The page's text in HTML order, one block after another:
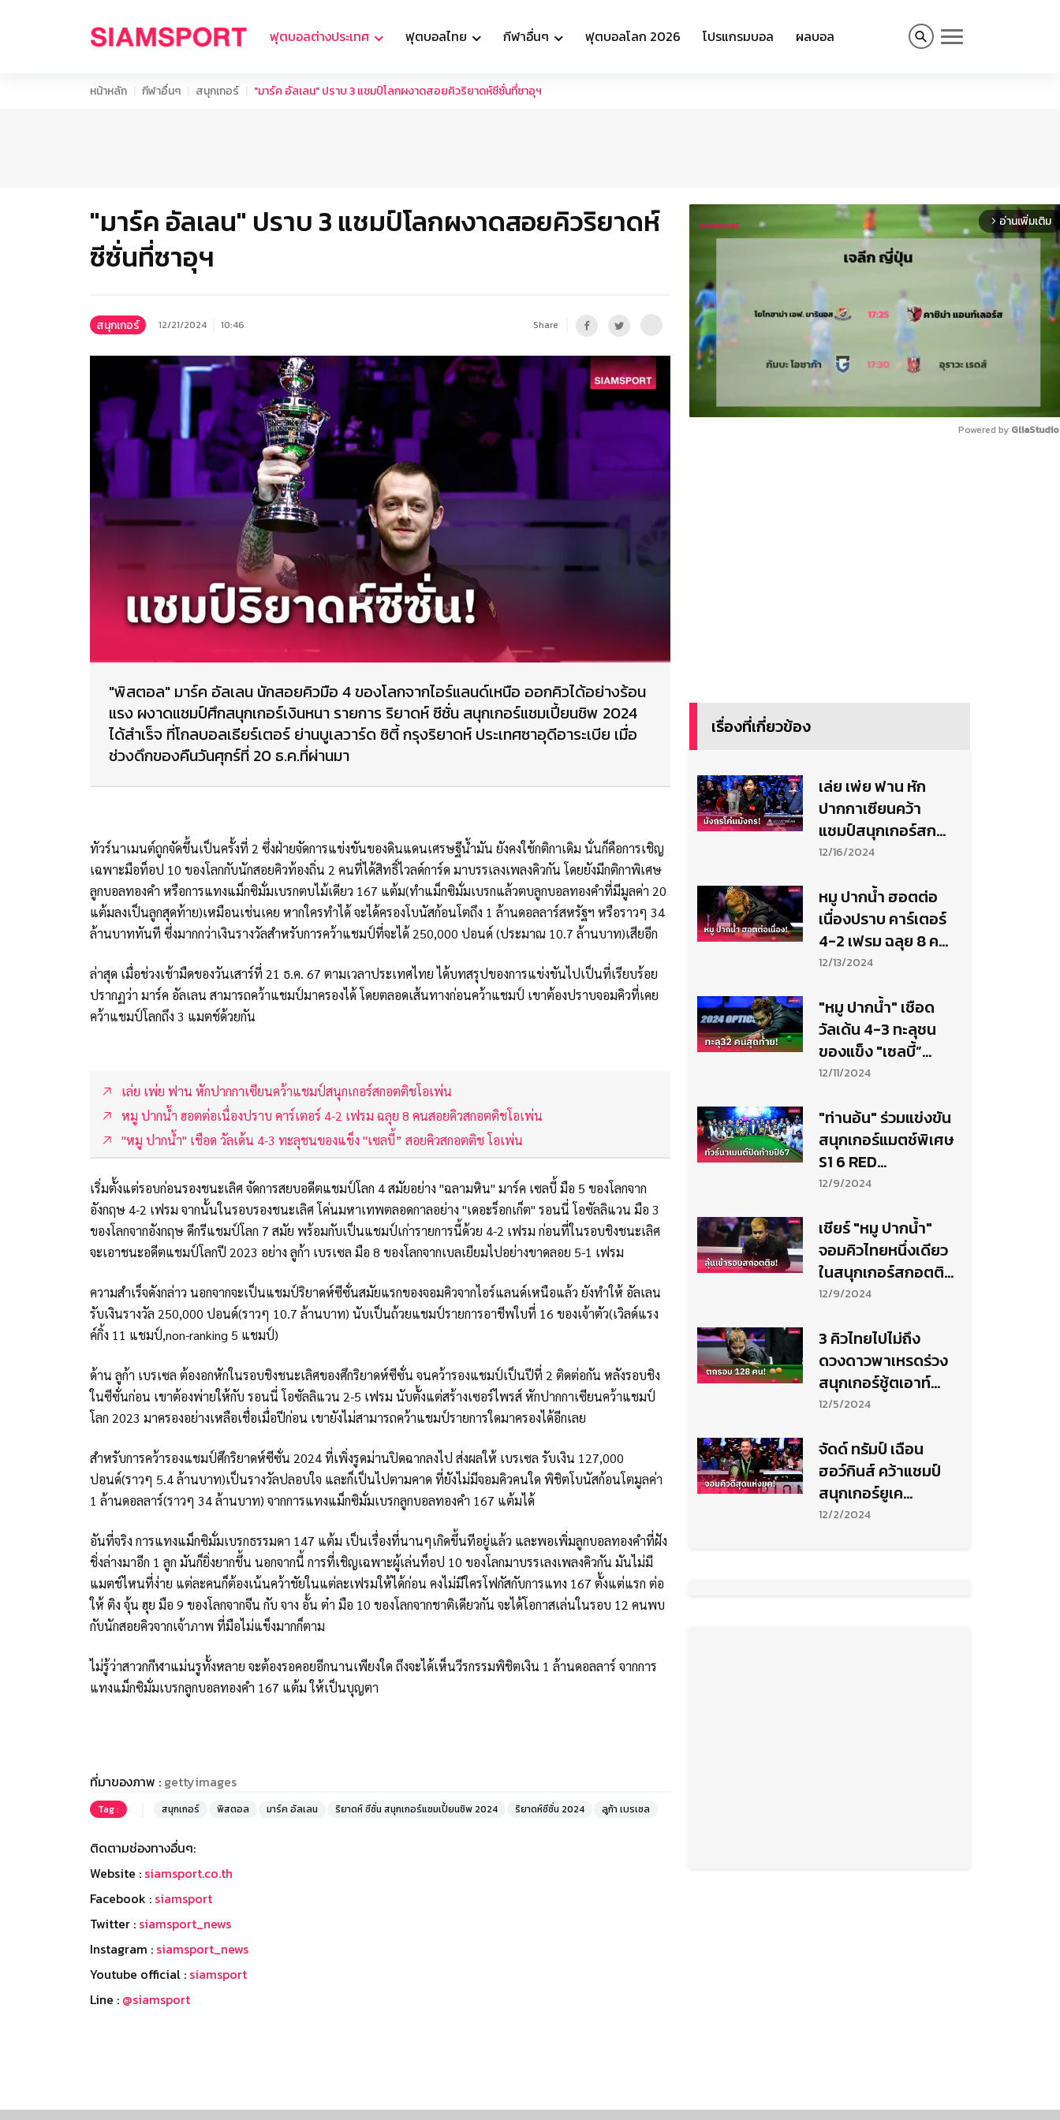
ฟุตบอลต่างประเทศ ฟุตบอลไทย กีฬาอื่นๆ ฟุตบอลโลก 2026 โปรแกรมบอล ผลบอล
หน้าหลัก กีฬาอื่นๆ สนุกเกอร์ "มาร์ค อัลเลน" ปราบ 3 แชมป์โลกผงาดสอยคิวริยาดห์ซีซั่นที่ซาอุฯ
"มาร์ค อัลเลน" ปราบ 3 แชมป์โลกผงาดสอยคิวริยาดห์
ซีซั่นที่ซาอุฯ
สนุกเกอร์ 12/21/2024 10:46 Share
"พิสตอล" มาร์ค อัลเลน นักสอยคิวมือ 4 ของโลกจากไอร์แลนด์เหนือ ออกคิวได้อย่างร้อน
แรง ผงาดแชมป์ศึกสนุกเกอร์เงินหนา รายการ ริยาดห์ ซีซั่น สนุกเกอร์แชมเปี้ยนชิพ 2024
ได้สำเร็จ ที่โกลบอลเธียร์เตอร์ ย่านบูเลวาร์ด ซิตี้ กรุงริยาดห์ ประเทศซาอุดีอาระเบีย เมื่อ
ช่วงดึกของคืนวันศุกร์ที่ 20 ธ.ค.ที่ผ่านมา
ทัวร์นาเมนต์ถูกจัดขึ้นเป็นครั้งที่ 2 ซึ่งฝ่ายจัดการแข่งขันของดินแดนเศรษฐีน้ำมัน ยังคงใช้กติกาเดิม นั่นก็คือการเชิญ
เฉพาะมือท็อป 10 ของโลกกับนักสอยคิวท้องถิ่น 2 คนที่ได้สิทธิ์ไวลด์การ์ด มาบรรเลงเพลงคิวกัน โดยยังมีกติกาพิเศษ
ลูกบอลทองคำ หรือการแทงแม็กซิมั่มเบรกตบไม้เดียว 167 แต้ม(ทำแม็กซิมั่มเบรกแล้วตบลูกบอลทองคำที่มีมูลค่า 20
แต้มลงเป็นลูกสุดท้าย)เหมือนเช่นเคย หากใครทำได้ จะได้ครองโบนัสก้อนโตถึง 1 ล้านดอลลาร์สหรัฐฯ หรือราวๆ 34
ล้านบาททันที ซึ่งมากกว่าเงินรางวัลสำหรับการคว้าแชมป์ที่จะได้ 250,000 ปอนด์ (ประมาณ 10.7 ล้านบาท)เสียอีก
ล่าสุด เมื่อช่วงเช้ามืดของวันเสาร์ที่ 21 ธ.ค. 67 ตามเวลาประเทศไทย ได้บทสรุปของการแข่งขันไปเป็นที่เรียบร้อย
ปรากฏว่า มาร์ค อัลเลน สามารถคว้าแชมป์มาครองได้ โดยตลอดเส้นทางก่อนคว้าแชมป์ เขาต้องปราบจอมคิวที่เคย
คว้าแชมป์โลกถึง 3 แมตช์ด้วยกัน
เล่ย เพ่ย ฟาน หักปากกาเซียนคว้าแชมป์สนุกเกอร์สกอตติชโอเพ่น
หมู ปากน้ำ ฮอตต่อเนื่องปราบ คาร์เตอร์ 4-2 เฟรม ฉลุย 8 คนสอยคิวสกอตติชโอเพ่น
"หมู ปากน้ำ" เชือด วัลเด้น 4-3 ทะลุชนของแข็ง "เซลบี้” สอยคิวสกอตติช โอเพ่น
เริ่มตั้งแต่รอบก่อนรองชนะเลิศ จัดการสยบอดีตแชมป์โลก 4 สมัยอย่าง "ฉลามหิน" มาร์ค เซลบี้ มือ 5 ของโลกจาก
อังกฤษ 4-2 เฟรม จากนั้นในรอบรองชนะเลิศ โค่นมหาเทพตลอดกาลอย่าง "เดอะร็อกเก็ต" รอนนี่ โอซัลลิแวน มือ 3
ของโลกจากอังกฤษ ดีกรีแชมป์โลก 7 สมัย พร้อมกับเป็นแชมป์เก่ารายการนี้ด้วย 4-2 เฟรม ก่อนที่ในรอบชิงชนะเลิศ
จะเอาชนะอดีตแชมป์โลกปี 2023 อย่าง ลูก้า เบรเซล มือ 8 ของโลกจากเบลเยียมไปอย่างขาดลอย 5-1 เฟรม
ความสำเร็จดังกล่าว นอกจากจะเป็นแชมป์ริยาดห์ซีซั่นสมัยแรกของจอมคิวจากไอร์แลนด์เหนือแล้ว ยังทำให้ อัลเลน
รับเงินรางวัล 250,000 ปอนด์(ราวๆ 10.7 ล้านบาท) นับเป็นถ้วยแชมป์รายการอาชีพใบที่ 16 ของเจ้าตัว(เวิลด์แรง
ค์กิ้ง 11 แชมป์,non-ranking 5 แชมป์)
ด้าน ลูก้า เบรเซล ต้องอกหักในรอบชิงชนะเลิศของศึกริยาดห์ซีซั่น จนคว้ารองแชมป์เป็นปีที่ 2 ติดต่อกัน หลังรอบชิง
ในซีซั่นก่อน เขาต้องพ่ายให้กับ รอนนี่ โอซัลลิแวน 2-5 เฟรม นับตั้งแต่สร้างเซอร์ไพรส์ หักปากกาเซียนคว้าแชมป์
โลก 2023 มาครองอย่างเหลือเชื่อเมื่อปีก่อน เขายังไม่สามารถคว้าแชมป์รายการใดมาครองได้อีกเลย
สำหรับการคว้ารองแชมป์ศึกริยาดห์ซีซั่น 2024 ที่เพิ่งรูดม่านปิดฉากลงไป ส่งผลให้ เบรเซล รับเงิน 127,000
ปอนด์(ราวๆ 5.4 ล้านบาท)เป็นรางวัลปลอบใจ และก็เป็นไปตามคาด ที่ยังไม่มีจอมคิวคนใด พิชิตโบนัสก้อนโตมูลค่า
1 ล้านดอลลาร์(ราวๆ 34 ล้านบาท) จากการแทงแม็กซิมั่มเบรกลูกบอลทองคำ 167 แต้มได้
อันที่จริง การแทงแม็กซิมั่มเบรกธรรมดา 147 แต้ม เป็นเรื่องที่นานๆเกิดขึ้นทีอยู่แล้ว และพอเพิ่มลูกบอลทองคำที่ฝัง
ชิ่งล่างมาอีก 1 ลูก มันก็ยิ่งยากขึ้น นอกจากนี้ การที่เชิญเฉพาะผู้เล่นท็อป 10 ของโลกมาบรรเลงเพลงคิวกัน มันไม่มี
แมตช์ไหนที่ง่าย แต่ละคนก็ต้องเน้นคว้าชัยในแต่ละเฟรมให้ได้ก่อน คงไม่มีใครโฟกัสกับการแทง 167 ตั้งแต่แรก ต่อ
ให้ ติง จุ้น ฮุย มือ 9 ของโลกจากจีน กับ จาง อั้น ต๋า มือ 10 ของโลกจากชาติเดียวกัน จะได้โอกาสเล่นในรอบ 12 คนพบ
กับนักสอยคิวจากเจ้าภาพ ที่มือไม่แข็งมากก็ตาม
ไม่รู้ว่าสาวกกีฬาแม่นรูทั้งหลาย จะต้องรอคอยอีกนานเพียงใด ถึงจะได้เห็นวีรกรรมพิชิตเงิน 1 ล้านดอลลาร์ จากการ
แทงแม็กซิมั่มเบรกลูกบอลทองคำ 167 แต้ม ให้เป็นบุญตา
ที่มาของภาพ : gettyimages
Tag : สนุกเกอร์ พิสตอล มาร์ค อัลเลน ริยาดห์ ซีซั่น สนุกเกอร์แชมเปี้ยนชิพ 2024 ริยาดห์ซีซั่น 2024 ลูก้า เบรเซล
ติดตามช่องทางอื่นๆ:
Website : siamsport.co.th
Facebook : siamsport
Twitter : siamsport_news
Instagram : siamsport_news
Youtube official : siamsport
Line : @siamsport
arrow_forward_ios อ่านเพิ่มเติม
Powered by
เรื่องที่เกี่ยวข้อง
เล่ย เพ่ย ฟาน หัก
ปากกาเซียนคว้า
แชมป์สนุกเกอร์สก
อตติชโอเพ่น
12/16/2024
หมู ปากน้ำ ฮอตต่อ
เนื่องปราบ คาร์เตอร์
4-2 เฟรม ฉลุย 8 คน
สอยคิวสกอตติช
12/13/2024
"หมู ปากน้ำ" เชือด
วัลเด้น 4-3 ทะลุชน
ของแข็ง "เซลบี้”
สอยคิวสกอตติช
12/11/2024
"ท่านอ้น" ร่วมแข่งขัน
สนุกเกอร์แมตช์พิเศษ
S1 6 RED
HANDICAP 2024
12/9/2024
เชียร์ "หมู ปากน้ำ"
จอมคิวไทยหนึ่งเดียว
ในสนุกเกอร์สกอตติช
โอเพ่น
12/9/2024
3 คิวไทยไปไม่ถึง
ดวงดาวพาเหรดร่วง
สนุกเกอร์ชู้ตเอาท์
2024
12/5/2024
จัดด์ ทรัมป์ เฉือน
ฮอว์กินส์ คว้าแชมป์
สนุกเกอร์ยูเค
แชมเปี้ยนชิพสมัยที่ 2
12/2/2024